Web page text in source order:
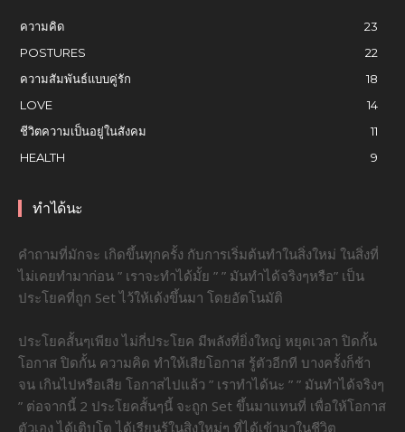
ความคิด
23
POSTURES
22
ความสัมพันธ์แบบคู่รัก
18
LOVE
14
ชีวิตความเป็นอยู่ในสังคม
11
HEALTH
9
ทำได้นะ
คำถามที่มักจะ เกิดขึ้นทุกครั้ง กับการเริ่มต้นทำในสิ่งใหม่ ในสิ่งที่
ไม่เคยทำมาก่อน ” เราจะทำได้มั้ย ” ” มันทำได้จริงๆหรือ” เป็น
ประโยคที่ถูก Set ไว้ให้เด้งขึ้นมา โดยอัตโนมัติ
ประโยคสั้นๆเพียง ไม่กี่ประโยค มีพลังที่ยิ่งใหญ่ หยุดเวลา ปิดกั้น
โอกาส ปิดกั้น ความคิด ทำให้เสียโอกาส รู้ตัวอีกที บางครั้งก็ช้า
จน เกินไปหรือเสีย โอกาสไปแล้ว ” เราทำได้นะ ” ” มันทำได้จริงๆ
” ต่อจากนี้ 2 ประโยคสั้นๆนี้ จะถูก Set ขึ้นมาแทนที่ เพื่อให้โอกาส
ตัวเอง ได้เติบโต ได้เรียนรู้ในสิงใหม่ๆ ที่ได้เข้ามาในชีวิต